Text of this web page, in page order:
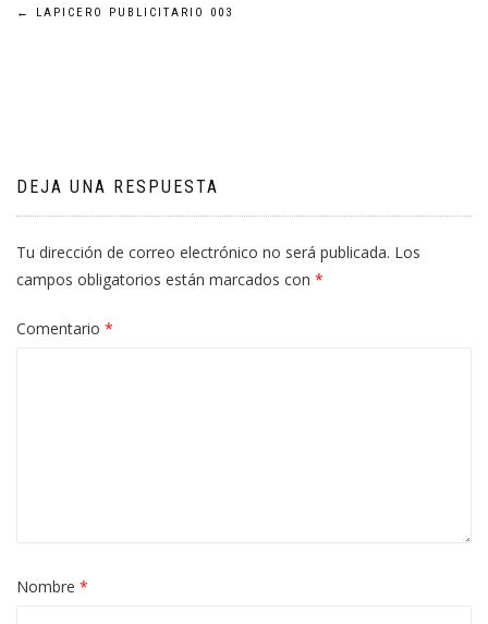
Navegación
← LAPICERO PUBLICITARIO 003
DEJA UNA RESPUESTA
Tu dirección de correo electrónico no será publicada. Los
campos obligatorios están marcados con *
Comentario *
Nombre *